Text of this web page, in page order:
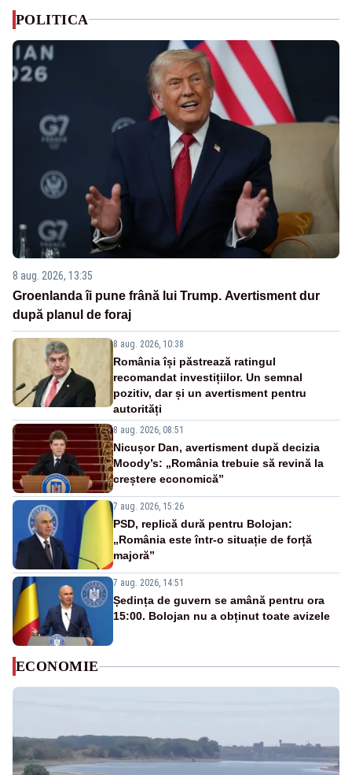
POLITICA
8 aug. 2026, 13:35
Groenlanda îi pune frână lui Trump. Avertisment dur
după planul de foraj
8 aug. 2026, 10:38
România își păstrează ratingul
recomandat investițiilor. Un semnal
pozitiv, dar și un avertisment pentru
autorități
8 aug. 2026, 08:51
Nicușor Dan, avertisment după decizia
Moody’s: „România trebuie să revină la
creștere economică”
7 aug. 2026, 15:26
PSD, replică dură pentru Bolojan:
„România este într-o situație de forță
majoră”
7 aug. 2026, 14:51
Ședința de guvern se amână pentru ora
15:00. Bolojan nu a obținut toate avizele
ECONOMIE